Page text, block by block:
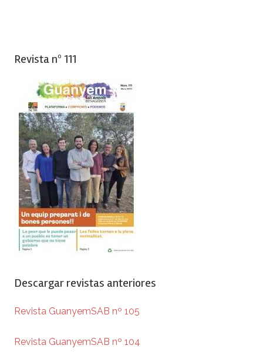
Revista nº 111
Descargar revistas anteriores
Revista GuanyemSAB nº 105
Revista GuanyemSAB nº 104